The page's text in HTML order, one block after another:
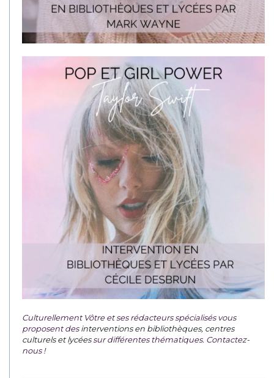
Culturellement Vôtre et ses rédacteurs spécialisés vous
proposent desinterventions en bibliothèques, centres
culturels et lycéessur différentes thématiques. Contactez-
nous !